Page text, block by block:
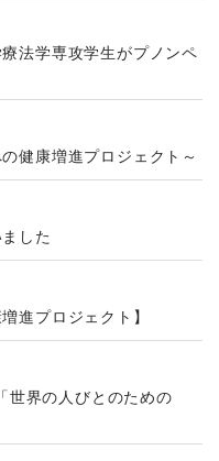
法学専攻学生がプノンペ
健康増進プロジェクト～
した
進プロジェクト】
世界の人びとのための